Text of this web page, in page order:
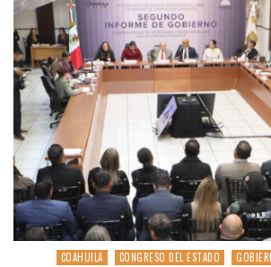
Posted
COAHUILA CONGRESO DEL ESTADO